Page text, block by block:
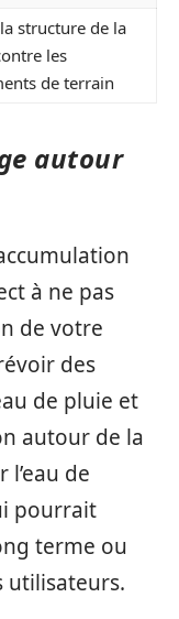
structure de la
les
de terrain
autour
à ne pas
de votre
des
de pluie et
autour de la
l’eau de
pourrait
terme ou
utilisateurs.